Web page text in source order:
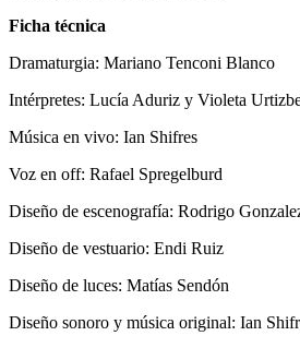
Ficha técnica
Dramaturgia: Mariano Tenconi Blanco
Intérpretes: Lucía Aduriz y Violeta
Música en vivo: Ian Shifres
Voz en off: Rafael Spregelburd
Diseño de escenografía: Rodrigo
Diseño de vestuario: Endi Ruiz
Diseño de luces: Matías Sendón
Diseño sonoro y música original: Ian